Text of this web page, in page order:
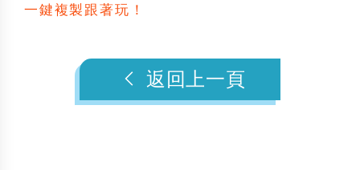
一鍵複製跟著玩！
返回上一頁